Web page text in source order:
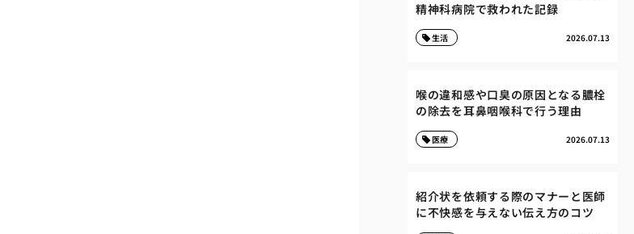
精神科病院で救われた記録
2026.07.13
生活
喉の違和感や口臭の原因となる膿栓
の除去を耳鼻咽喉科で行う理由
2026.07.13
医療
紹介状を依頼する際のマナーと医師
に不快感を与えない伝え方のコツ